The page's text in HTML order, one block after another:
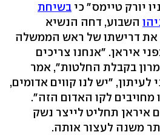
יורק טיימס" כי בשיחת
השבוע, דחה הנשיא
את דרישתו של ראש הממשלה
איראן. "אנחנו צריכים
בקבלת החלטות", אמר
"יש לנו קווים אדומים,
מחויבים לקו האדום הזה".
איראן תחליט לייצר נשק
משנה לעצור אותה.